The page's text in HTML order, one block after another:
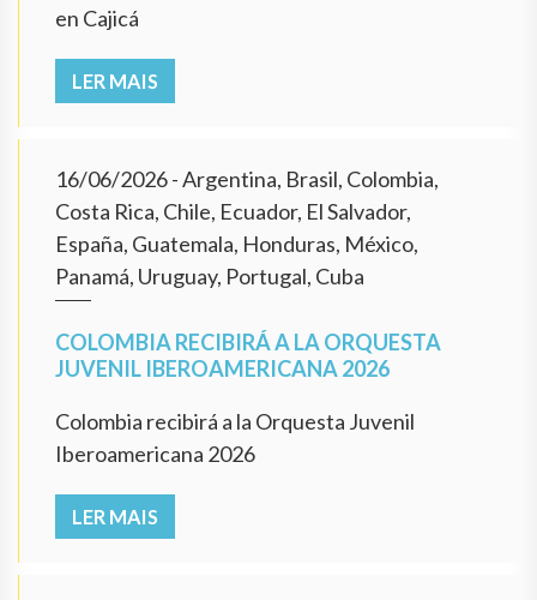
en Cajicá
LER MAIS
16/06/2026- Argentina, Brasil, Colombia,
Costa Rica, Chile, Ecuador, El Salvador,
España, Guatemala, Honduras, México,
Panamá, Uruguay, Portugal, Cuba
COLOMBIA RECIBIRÁ A LA ORQUESTA
JUVENIL IBEROAMERICANA 2026
Colombia recibirá a la Orquesta Juvenil
Iberoamericana 2026
LER MAIS